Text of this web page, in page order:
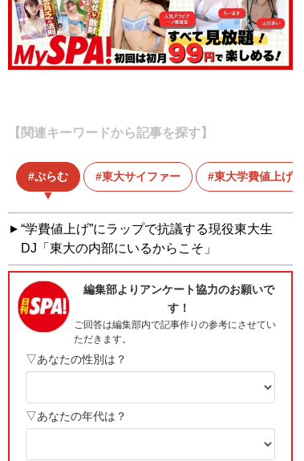
【関連キーワードから記事を探す】
ぷらむ 東大サイファー 東大学費値上げ
“学費値上げ”にラップで抗議する現役東大生
DJ「東大の内部にいるからこそ」